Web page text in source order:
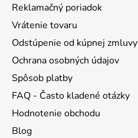
Reklamačný poriadok
Vrátenie tovaru
Odstúpenie od kúpnej zmluvy
Ochrana osobných údajov
Spôsob platby
FAQ - Často kladené otázky
Hodnotenie obchodu
Blog